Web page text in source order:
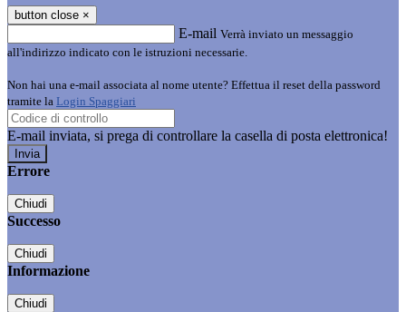
button close ×
E-mail Verrà inviato un messaggio
all'indirizzo indicato con le istruzioni necessarie.
Non hai una e-mail associata al nome utente? Effettua il reset della password
tramite la Login Spaggiari
E-mail inviata, si prega di controllare la casella di posta elettronica!
Errore
Chiudi
Successo
Chiudi
Informazione
Chiudi